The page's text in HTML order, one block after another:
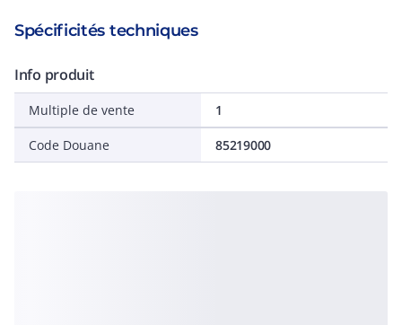
Spécificités techniques
Info produit
Multiple de vente 1
Code Douane 85219000